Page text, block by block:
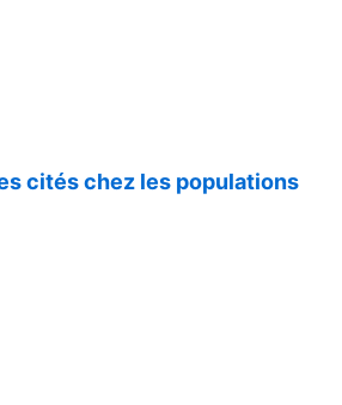
cités chez les populations